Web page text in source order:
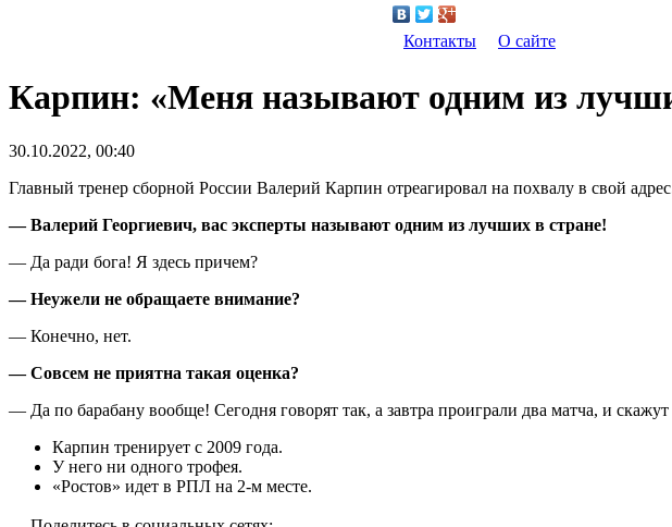
Контакты О сайте
Карпин: «Меня называют одним из
30.10.2022, 00:40
Главный тренер сборной России Валерий Карпин отреагировал на похвалу в свой
— Валерий Георгиевич, вас эксперты называют одним из лучших в стране!
— Да ради бога! Я здесь причем?
— Неужели не обращаете внимание?
— Конечно, нет.
— Совсем не приятна такая оценка?
— Да по барабану вообще! Сегодня говорят так, а завтра проиграли два матча, и
Карпин тренирует с 2009 года.
У него ни одного трофея.
«Ростов» идет в РПЛ на 2-м месте.